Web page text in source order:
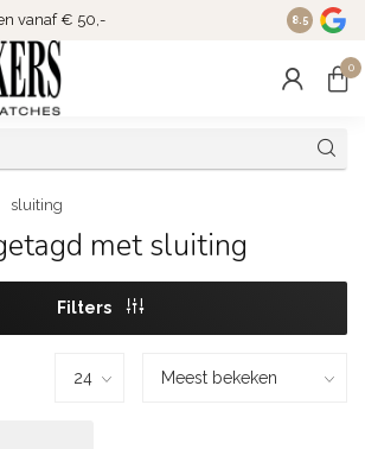
vanaf € 50,- Since
8.5
0
sluiting
met sluiting
Filters